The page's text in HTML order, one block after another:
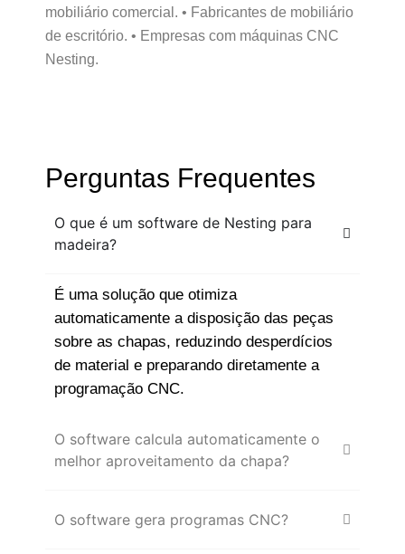
mobiliário comercial. • Fabricantes de mobiliário
de escritório. • Empresas com máquinas CNC
Nesting.
Perguntas Frequentes
O que é um software de Nesting para
madeira?
É uma solução que otimiza
automaticamente a disposição das peças
sobre as chapas, reduzindo desperdícios
de material e preparando diretamente a
programação CNC.
O software calcula automaticamente o
melhor aproveitamento da chapa?
O software gera programas CNC?